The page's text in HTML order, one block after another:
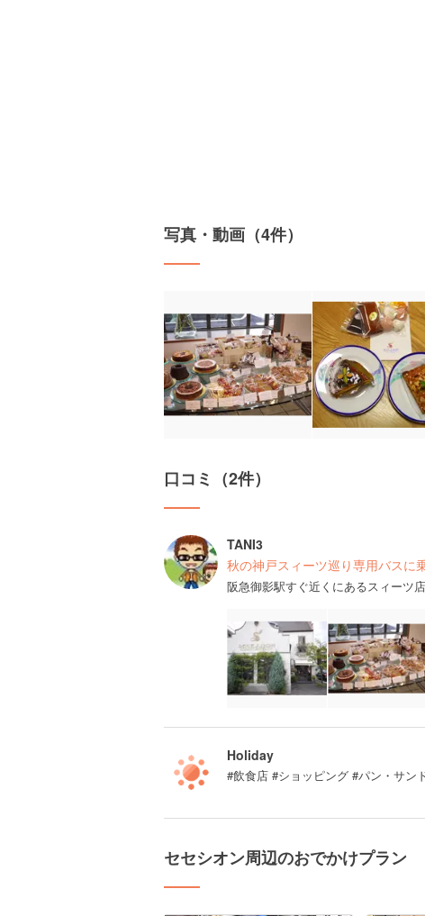
写真・動画（4件）
口コミ（2件）
TANI3
秋の神戸スィーツ巡り専用バスに
阪急御影駅すぐ近くにあるスィーツ
Holiday
#飲食店 #ショッピング #パン・サン
セセシオン周辺のおでかけプラン